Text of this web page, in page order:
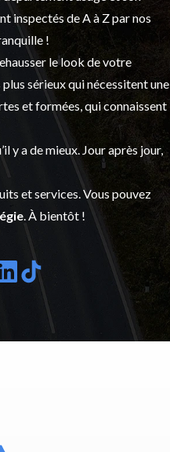
inspectés de A à Z par nos
!
le look de votre
sérieux qui nécessitent une
et formées, qui connaissent
y a de mieux. Jour après jour,
et services. Vous pouvez
. À bientôt !